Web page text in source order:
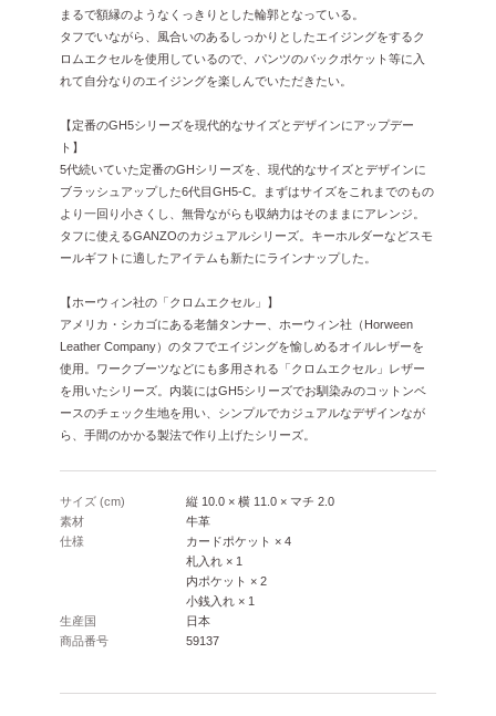
まるで額縁のようなくっきりとした輪郭となっている。
タフでいながら、風合いのあるしっかりとしたエイジングをするク
ロムエクセルを使用しているので、パンツのバックポケット等に入
れて自分なりのエイジングを楽しんでいただきたい。
【定番のGH5シリーズを現代的なサイズとデザインにアップデー
ト】
5代続いていた定番のGHシリーズを、現代的なサイズとデザインに
ブラッシュアップした6代目GH5-C。まずはサイズをこれまでのもの
より一回り小さくし、無骨ながらも収納力はそのままにアレンジ。
タフに使えるGANZOのカジュアルシリーズ。キーホルダーなどスモ
ールギフトに適したアイテムも新たにラインナップした。
【ホーウィン社の「クロムエクセル」】
アメリカ・シカゴにある老舗タンナー、ホーウィン社（Horween
Leather Company）のタフでエイジングを愉しめるオイルレザーを
使用。ワークブーツなどにも多用される「クロムエクセル」レザー
を用いたシリーズ。内装にはGH5シリーズでお馴染みのコットンベ
ースのチェック生地を用い、シンプルでカジュアルなデザインなが
ら、手間のかかる製法で作り上げたシリーズ。
サイズ (cm)
縦 10.0 × 横 11.0 × マチ 2.0
素材
牛革
仕様
カードポケット × 4
札入れ × 1
内ポケット × 2
小銭入れ × 1
生産国
日本
商品番号
59137